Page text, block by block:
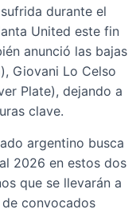
durante el
United este fin
anunció las bajas
Giovani Lo Celso
Plate), dejando a
clave.
argentino busca
2026 en estos dos
que se llevarán a
convocados